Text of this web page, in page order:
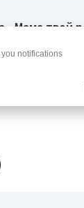
- Мама твой
все сам
notifications